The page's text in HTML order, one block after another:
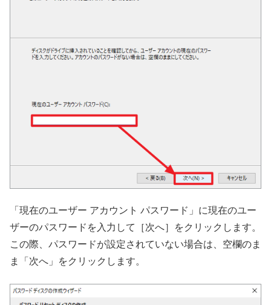
「現在のユーザー アカウント パスワード」に現在のユー
ザーのパスワードを入力して［次へ］をクリックします。
この際、パスワードが設定されていない場合は、空欄のま
ま「次へ」をクリックします。